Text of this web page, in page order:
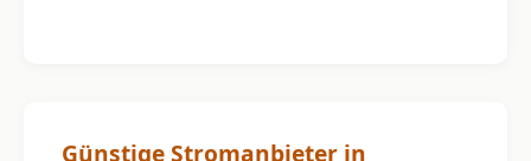
Günstige Stromanbieter in